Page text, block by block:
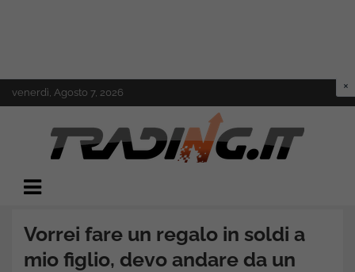
to
venerdì, Agosto 7, 2026
Trading.it
Vorrei fare un regalo in soldi a
mio figlio, devo andare da un